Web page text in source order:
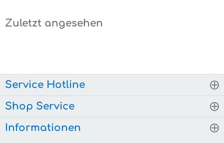
Zuletzt angesehen
Service Hotline
Shop Service
Informationen